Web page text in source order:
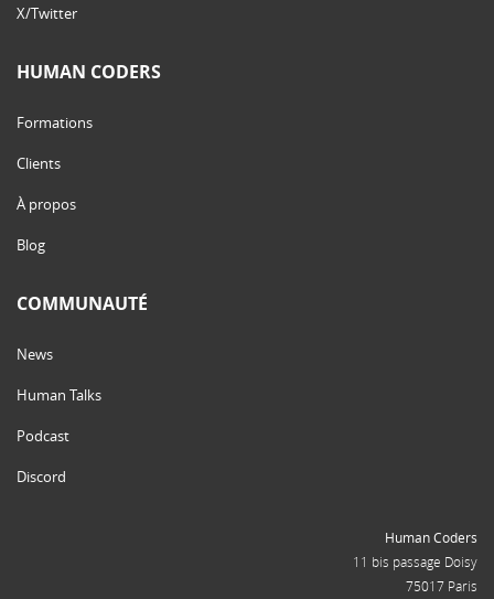
X/Twitter
HUMAN CODERS
Formations
Clients
À propos
Blog
COMMUNAUTÉ
News
Human Talks
Podcast
Discord
Human Coders
11 bis passage Doisy
75017 Paris